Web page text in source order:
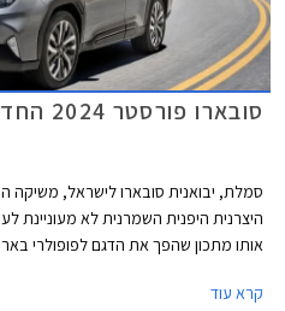
סובארו פורסטר 2024 החדש מושק בישראל
היצרנית היפנית השמרנית לא מעוניינת
אותו מתכון שהפך את הדגם לפופולרי
2.5 ליטרים אך העיצוב חדש, רשימת האבזור שופרה ומערכות הבטיחות שודרגו.
קרא עוד